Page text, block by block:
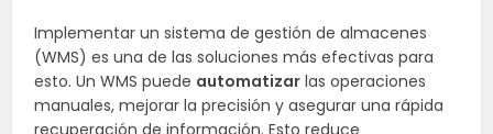
Implementar un sistema de gestión de almacenes
(WMS) es una de las soluciones más efectivas para
esto. Un WMS puede automatizar las operaciones
manuales, mejorar la precisión y asegurar una rápida